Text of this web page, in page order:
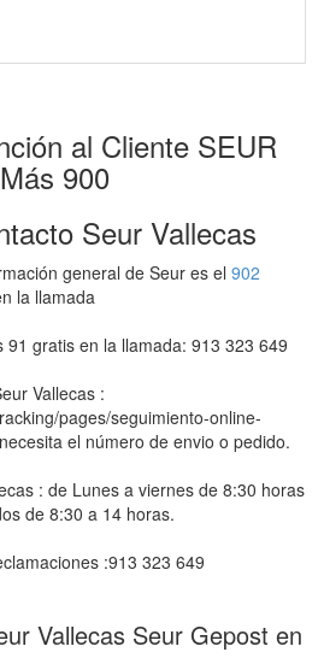
al Cliente SEUR
900
Seur Vallecas
general de Seur es el 902
la llamada
91 gratis en la llamada: 913 323 649
Vallecas :
pages/seguimiento-online-
el número de envio o pedido.
: de Lunes a viernes de 8:30 horas
de 8:30 a 14 horas.
:913 323 649
Vallecas Seur Gepost en